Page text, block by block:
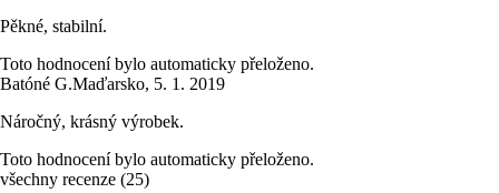
Pěkné, stabilní.
Toto hodnocení bylo automaticky přeloženo.
Batóné G.Maďarsko, 5. 1. 2019
Náročný, krásný výrobek.
Toto hodnocení bylo automaticky přeloženo.
všechny recenze (25)